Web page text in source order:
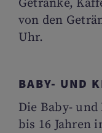
Getränke,
von den
Uhr.
BABY- UND
Die Baby-
bis 16 Jahren